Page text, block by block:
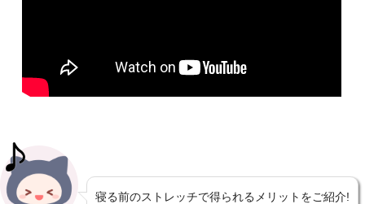
寝る前のストレッチで得られるメリットをご紹介!